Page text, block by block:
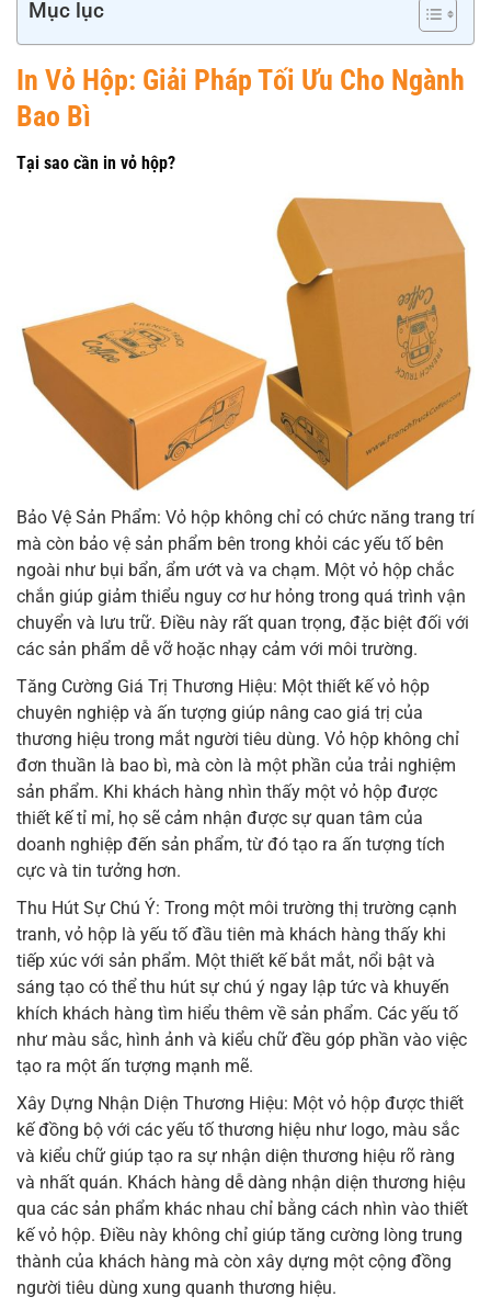
Mục lục
In Vỏ Hộp: Giải Pháp Tối Ưu Cho Ngành
Bao Bì
Tại sao cần in vỏ hộp?
Bảo Vệ Sản Phẩm: Vỏ hộp không chỉ có chức năng trang trí
mà còn bảo vệ sản phẩm bên trong khỏi các yếu tố bên
ngoài như bụi bẩn, ẩm ướt và va chạm. Một vỏ hộp chắc
chắn giúp giảm thiểu nguy cơ hư hỏng trong quá trình vận
chuyển và lưu trữ. Điều này rất quan trọng, đặc biệt đối với
các sản phẩm dễ vỡ hoặc nhạy cảm với môi trường.
Tăng Cường Giá Trị Thương Hiệu: Một thiết kế vỏ hộp
chuyên nghiệp và ấn tượng giúp nâng cao giá trị của
thương hiệu trong mắt người tiêu dùng. Vỏ hộp không chỉ
đơn thuần là bao bì, mà còn là một phần của trải nghiệm
sản phẩm. Khi khách hàng nhìn thấy một vỏ hộp được
thiết kế tỉ mỉ, họ sẽ cảm nhận được sự quan tâm của
doanh nghiệp đến sản phẩm, từ đó tạo ra ấn tượng tích
cực và tin tưởng hơn.
Thu Hút Sự Chú Ý: Trong một môi trường thị trường cạnh
tranh, vỏ hộp là yếu tố đầu tiên mà khách hàng thấy khi
tiếp xúc với sản phẩm. Một thiết kế bắt mắt, nổi bật và
sáng tạo có thể thu hút sự chú ý ngay lập tức và khuyến
khích khách hàng tìm hiểu thêm về sản phẩm. Các yếu tố
như màu sắc, hình ảnh và kiểu chữ đều góp phần vào việc
tạo ra một ấn tượng mạnh mẽ.
Xây Dựng Nhận Diện Thương Hiệu: Một vỏ hộp được thiết
kế đồng bộ với các yếu tố thương hiệu như logo, màu sắc
và kiểu chữ giúp tạo ra sự nhận diện thương hiệu rõ ràng
và nhất quán. Khách hàng dễ dàng nhận diện thương hiệu
qua các sản phẩm khác nhau chỉ bằng cách nhìn vào thiết
kế vỏ hộp. Điều này không chỉ giúp tăng cường lòng trung
thành của khách hàng mà còn xây dựng một cộng đồng
người tiêu dùng xung quanh thương hiệu.